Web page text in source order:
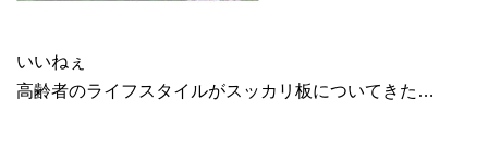
いいねぇ
高齢者のライフスタイルがスッカリ板についてきた…